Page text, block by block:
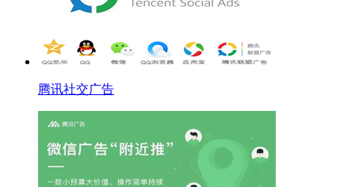
腾讯社交广告